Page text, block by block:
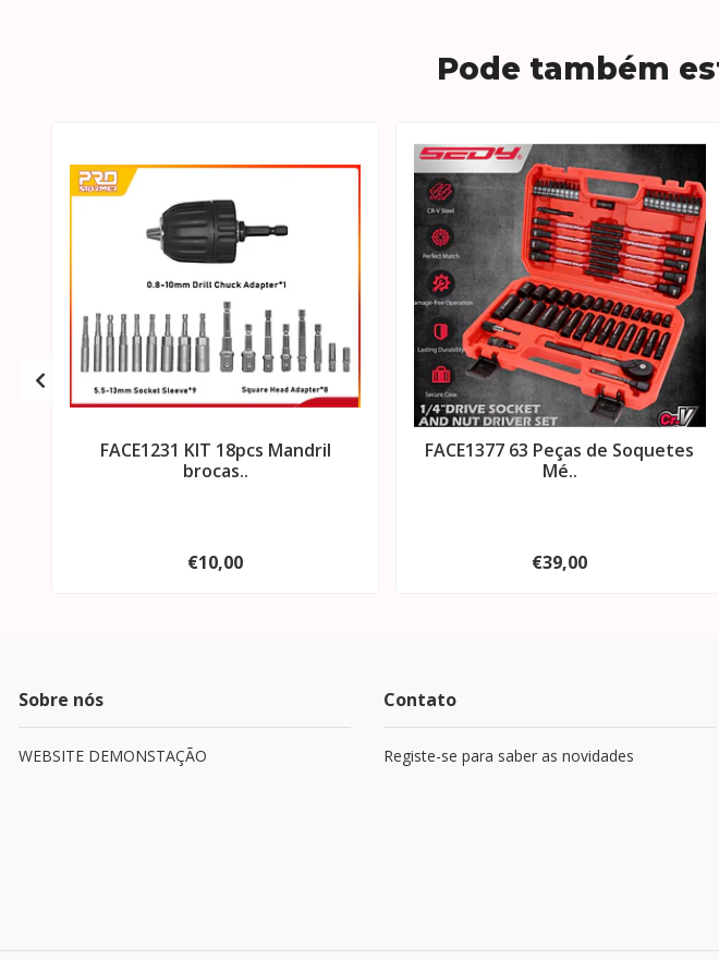
Pode também
FACE1231 KIT 18pcs Mandril
brocas..
€10,00
FACE1377 63 Peças de Soquetes
Mé..
€39,00
Sobre nós
WEBSITE DEMONSTAÇÃO
Contato
Registe-se para saber as novidades